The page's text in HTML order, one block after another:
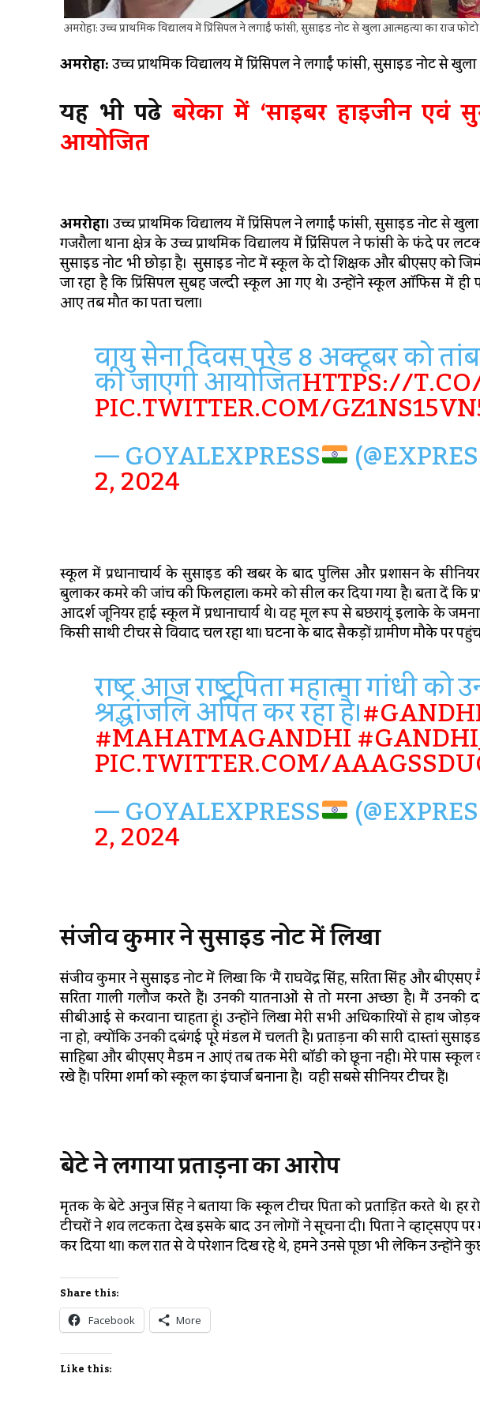
अमरोहा: उच्च प्राथमिक विद्यालय में प्रिंसिपल ने लगाईं फांसी, सुसाइड नोट से खुला आत्महत्या का
अमरोहा:उच्च प्राथमिक विद्यालय में प्रिंसिपल ने लगाईं फांसी, सुसाइड नोट से
यह भी पढेबरेका में ‘साइबर हाइजीन एवं
आयोजित
अमरोहा।उच्च प्राथमिक विद्यालय में प्रिंसिपल ने लगाईं फांसी, सुसाइड नोट से
गजरौला थाना क्षेत्र के उच्च प्राथमिक विद्यालय में प्रिंसिपल ने फांसी के फंदे पर
सुसाइड नोट भी छोड़ा है। सुसाइड नोट में स्कूल के दो शिक्षक और बीएसए को
जा रहा है कि प्रिंसिपल सुबह जल्दी स्कूल आ गए थे। उन्होंने स्कूल ऑफिस में ही
आए तब मौत का पता चला।
वायु सेना दिवस परेड 8 अक्टूबर को
की जाएगी आयोजितHTTPS://
PIC.TWITTER.COM/
— GOYALEXPRESS
2, 2024
स्कूल में प्रधानाचार्य के सुसाइड की खबर के बाद पुलिस और प्रशासन के
बुलाकर कमरे की जांच की फिलहाल। कमरे को सील कर दिया गया है। बता दें कि
आदर्श जूनियर हाई स्कूल में प्रधानाचार्य थे। वह मूल रूप से बछरायूं इलाके के
किसी साथी टीचर से विवाद चल रहा था। घटना के बाद सैकड़ों ग्रामीण मौके पर
राष्‍ट्र आज राष्‍ट्रपिता महात्‍मा गांधी
श्रद्धांजलि अर्पित कर रहा है।
#MAHATMAGANDHI
PIC.TWITTER.COM/
— GOYALEXPRESS
2, 2024
संजीव कुमार ने सुसाइड नोट में लिखा
संजीव कुमार ने सुसाइड नोट में लिखा कि ‘मैं राघवेंद्र सिंह, सरिता सिंह और
सरिता गाली गलौज करते हैं। उनकी यातनाओं से तो मरना अच्छा है। मैं
सीबीआई से करवाना चाहता हूं। उन्होंने लिखा मेरी सभी अधिकारियों से हाथ
ना हो, क्योंकि उनकी दबंगई पूरे मंडल में चलती है। प्रताड़ना की सारी दास्तां
साहिबा और बीएसए मैडम न आएं तब तक मेरी बॉडी को छूना नहीं। मेरे पास स्कूल
रखे हैं। परिमा शर्मा को स्कूल का इंचार्ज बनाना है। वही सबसे सीनियर टीचर हैं।
बेटेनेलगायाप्रताड़नाकाआरोप
मृतक के बेटे अनुज सिंह ने बताया कि स्कूल टीचर पिता को प्रताड़ित करते थे।
टीचरों ने शव लटकता देख इसके बाद उन लोगों ने सूचना दी। पिता ने
कर दिया था। कल रात से वे परेशान दिख रहे थे, हमने उनसे पूछा भी लेकिन उन्होंने
Share this:
Facebook More
Like this: